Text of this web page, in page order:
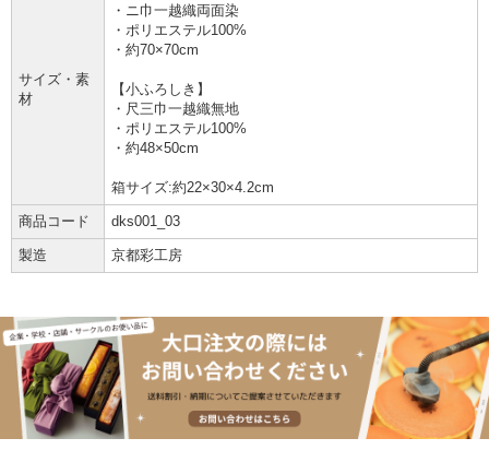
サイズ・素
材
・ニ巾一越織両面染
・ポリエステル100%
・約70×70cm
【小ふろしき】
・尺三巾一越織無地
・ポリエステル100%
・約48×50cm
箱サイズ:約22×30×4.2cm
商品コード dks001_03
製造 京都彩工房